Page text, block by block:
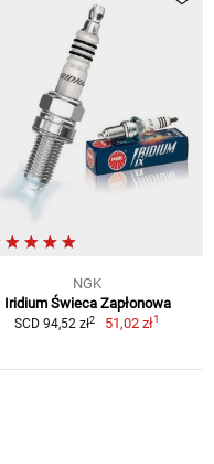
NGK
Iridium Świeca Zapłonowa
SCD 94,52 zł2 51,02 zł1